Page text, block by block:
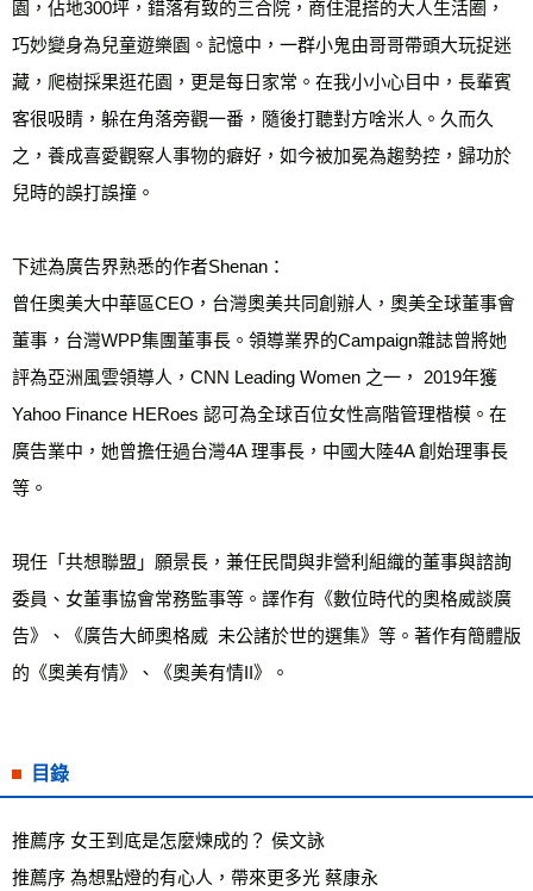
園，佔地300坪，錯落有致的三合院，商住混搭的大人生活圈，
巧妙變身為兒童遊樂園。記憶中，一群小鬼由哥哥帶頭大玩捉迷
藏，爬樹採果逛花園，更是每日家常。在我小小心目中，長輩賓
客很吸睛，躲在角落旁觀一番，隨後打聽對方啥米人。久而久
之，養成喜愛觀察人事物的癖好，如今被加冕為趨勢控，歸功於
兒時的誤打誤撞。
下述為廣告界熟悉的作者Shenan：
曾任奧美大中華區CEO，台灣奧美共同創辦人，奧美全球董事會
董事，台灣WPP集團董事長。領導業界的Campaign雜誌曾將她
評為亞洲風雲領導人，CNN Leading Women 之一， 2019年獲
Yahoo Finance HERoes 認可為全球百位女性高階管理楷模。在
廣告業中，她曾擔任過台灣4A 理事長，中國大陸4A 創始理事長
等。
現任「共想聯盟」願景長，兼任民間與非營利組織的董事與諮詢
委員、女董事協會常務監事等。譯作有《數位時代的奧格威談廣
告》、《廣告大師奧格威  未公諸於世的選集》等。著作有簡體版
的《奧美有情》、《奧美有情II》。
目錄
推薦序 女王到底是怎麼煉成的？ 侯文詠
推薦序 為想點燈的有心人，帶來更多光 蔡康永